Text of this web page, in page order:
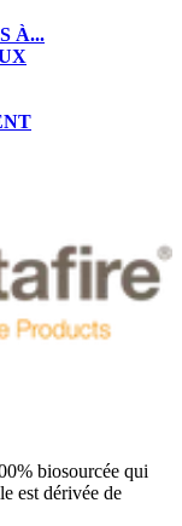
À...
biosourcée qui
est dérivée de